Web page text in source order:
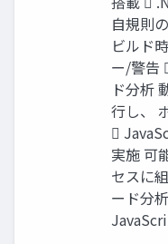
自規則
ビルド
ー/警告
ド分析
行し、

実施 可
セスに
ード分